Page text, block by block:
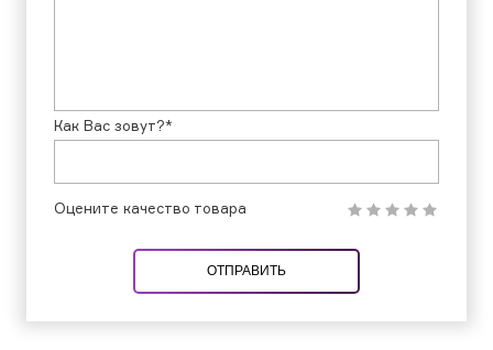
Как Вас зовут?*
Оцените качество товара
ОТПРАВИТЬ